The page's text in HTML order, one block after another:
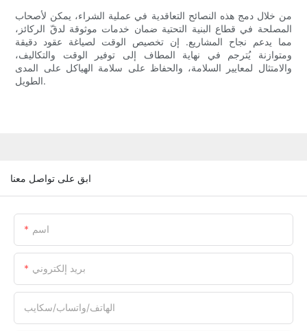
من خلال دمج هذه النصائح التعاقدية في عملية الشراء، يمكن لأصحاب
المصلحة في قطاع البنية التحتية ضمان خدمات موثوقة لدقّ الركائز،
مما يدعم نجاح المشاريع. إن تخصيص الوقت لصياغة عقود دقيقة
ومتوازنة يُترجم في نهاية المطاف إلى توفير الوقت والتكاليف،
والامتثال لمعايير السلامة، والحفاظ على سلامة الهياكل على المدى
الطويل.
ابق على تواصل معنا
اسم
بريد إلكتروني
الهاتف/واتساب/سكايب